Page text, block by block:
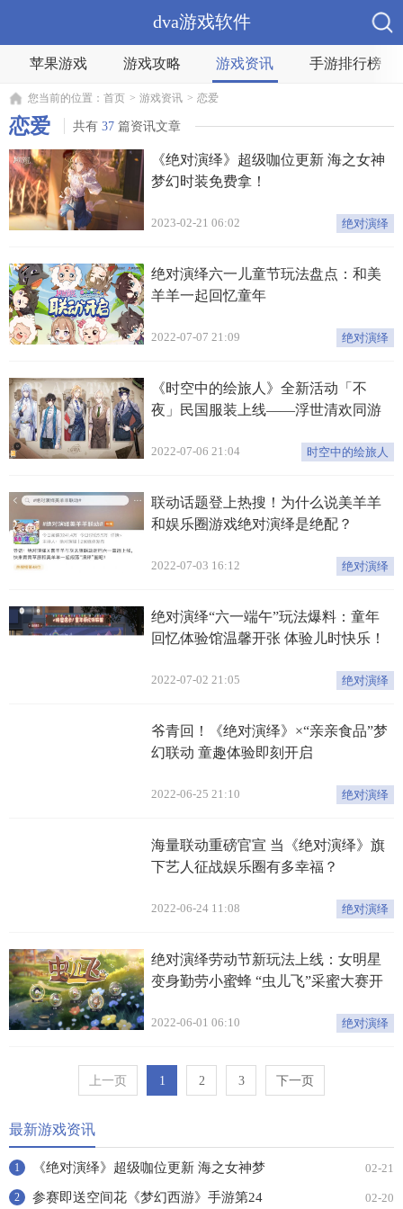
dva游戏软件
苹果游戏 游戏攻略 游戏资讯 手游排行榜
您当前的位置： 首页 > 游戏资讯 > 恋爱
恋爱 共有 37 篇资讯文章
《绝对演绎》超级咖位更新 海之女神
梦幻时装免费拿！
2023-02-21 06:02 绝对演绎
绝对演绎六一儿童节玩法盘点：和美
羊羊一起回忆童年
2022-07-07 21:09 绝对演绎
《时空中的绘旅人》全新活动「不
夜」民国服装上线——浮世清欢同游
2022-07-06 21:04 时空中的绘旅人
联动话题登上热搜！为什么说美羊羊
和娱乐圈游戏绝对演绎是绝配？
2022-07-03 16:12 绝对演绎
绝对演绎“六一端午”玩法爆料：童年
回忆体验馆温馨开张 体验儿时快乐！
2022-07-02 21:05 绝对演绎
爷青回！《绝对演绎》×“亲亲食品”梦
幻联动 童趣体验即刻开启
2022-06-25 21:10 绝对演绎
海量联动重磅官宣 当《绝对演绎》旗
下艺人征战娱乐圈有多幸福？
2022-06-24 11:08 绝对演绎
绝对演绎劳动节新玩法上线：女明星
变身勤劳小蜜蜂 “虫儿飞”采蜜大赛开
2022-06-01 06:10 绝对演绎
上一页 1 2 3 下一页
最新游戏资讯
1 《绝对演绎》超级咖位更新 海之女神梦
幻时装免费拿！
02-21
2 参赛即送空间花《梦幻西游》手游第24 02-20